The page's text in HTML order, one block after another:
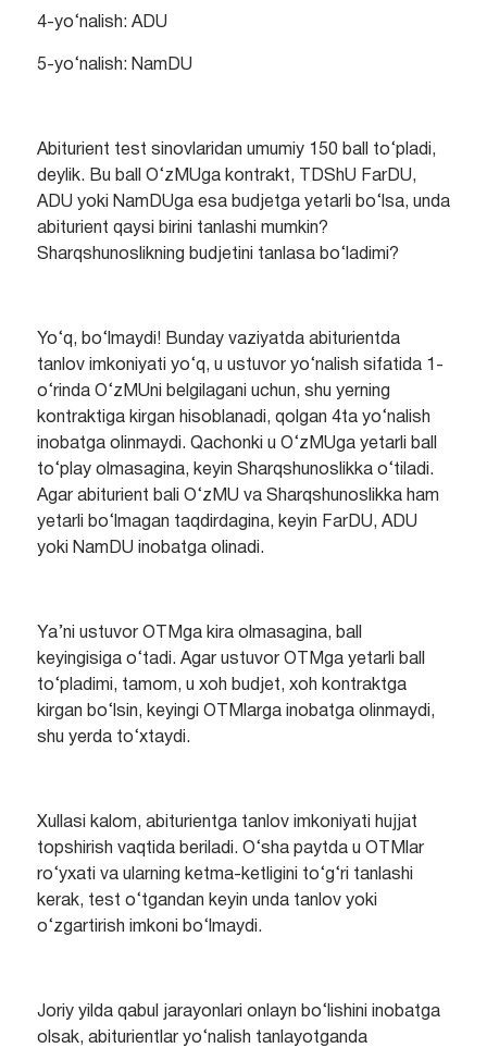
4-yo‘nalish: ADU
5-yo‘nalish: NamDU
Abiturient test sinovlaridan umumiy 150 ball to‘pladi,
deylik. Bu ball O‘zMUga kontrakt, TDShU FarDU,
ADU yoki NamDUga esa budjetga yetarli bo‘lsa, unda
abiturient qaysi birini tanlashi mumkin?
Sharqshunoslikning budjetini tanlasa bo‘ladimi?
Yo‘q, bo‘lmaydi! Bunday vaziyatda abiturientda
tanlov imkoniyati yo‘q, u ustuvor yo‘nalish sifatida 1-
o‘rinda O‘zMUni belgilagani uchun, shu yerning
kontraktiga kirgan hisoblanadi, qolgan 4ta yo‘nalish
inobatga olinmaydi. Qachonki u O‘zMUga yetarli ball
to‘play olmasagina, keyin Sharqshunoslikka o‘tiladi.
Agar abiturient bali O‘zMU va Sharqshunoslikka ham
yetarli bo‘lmagan taqdirdagina, keyin FarDU, ADU
yoki NamDU inobatga olinadi.
Ya’ni ustuvor OTMga kira olmasagina, ball
keyingisiga o‘tadi. Agar ustuvor OTMga yetarli ball
to‘pladimi, tamom, u xoh budjet, xoh kontraktga
kirgan bo‘lsin, keyingi OTMlarga inobatga olinmaydi,
shu yerda to‘xtaydi.
Xullasi kalom, abiturientga tanlov imkoniyati hujjat
topshirish vaqtida beriladi. O‘sha paytda u OTMlar
ro‘yxati va ularning ketma-ketligini to‘g‘ri tanlashi
kerak, test o‘tgandan keyin unda tanlov yoki
o‘zgartirish imkoni bo‘lmaydi.
Joriy yilda qabul jarayonlari onlayn bo‘lishini inobatga
olsak, abiturientlar yo‘nalish tanlayotganda